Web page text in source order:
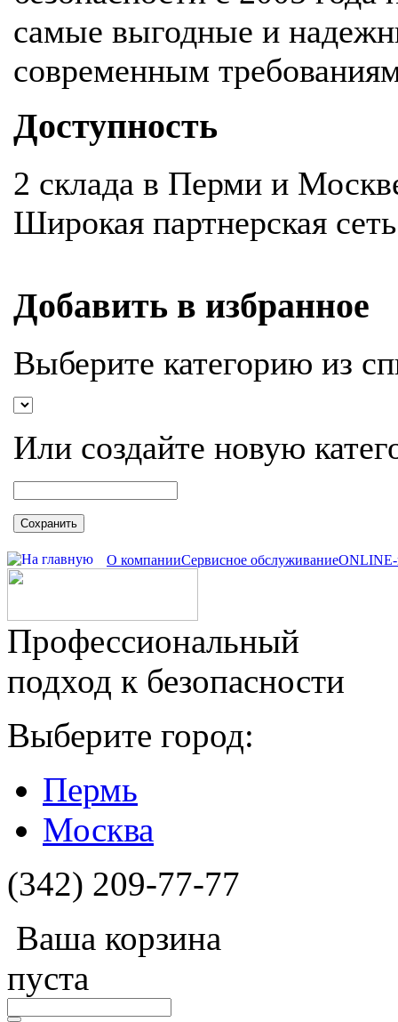
самые выгодные и
современным
Доступность
2 склада в Перми и
Широкая партнерская
Добавить в избранное
Выберите категорию из
Или создайте новую
Сохранить
О компанииСервисное обслуживаниеONLINE-
Профессиональный
подход к безопасности
Выберите город:
Пермь
Москва
(342) 209-77-77
Ваша корзина
пуста